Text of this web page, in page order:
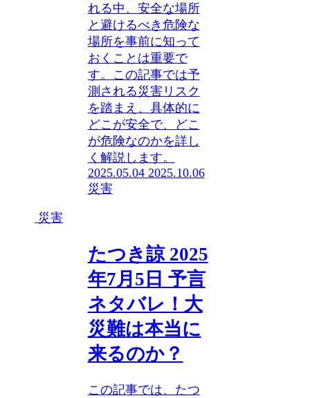
れる中、安全な場所
と避けるべき危険な
場所を事前に知って
おくことは重要で
す。この記事では予
測される災害リスク
を踏まえ、具体的に
どこが安全で、どこ
が危険なのかを詳し
く解説します。
2025.05.04 2025.10.06
災害
災害
たつき諒 2025
年7月5日 予言
ネタバレ！大
災難は本当に
来るのか？
この記事では、たつ